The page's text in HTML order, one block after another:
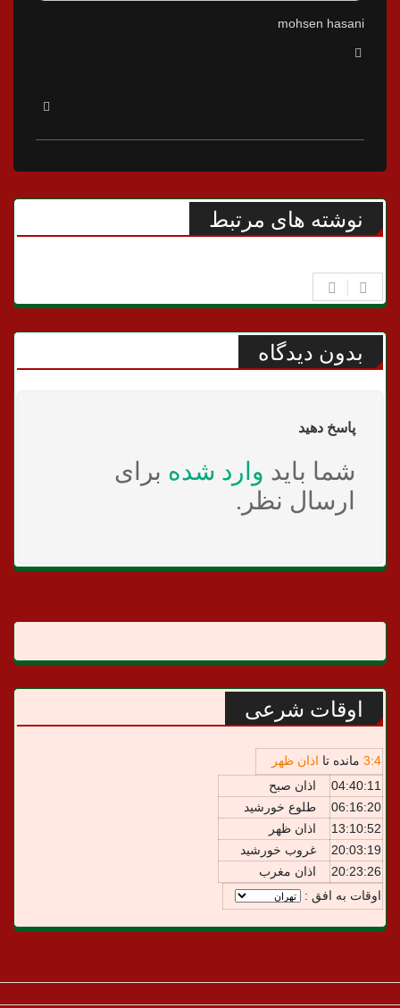
mohsen hasani
نوشته های مرتبط
بدون دیدگاه
پاسخ دهید
شما باید وارد شده برای
ارسال نظر.
اوقات شرعی
3:4 مانده تا اذان ظهر
04:40:11
اذان صبح
06:16:20
طلوع خورشید
13:10:52
اذان ظهر
20:03:19
غروب خورشید
20:23:26
اذان مغرب
اوقات به افق :